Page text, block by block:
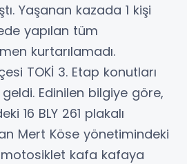
Yaşanan kazada 1 kişi
yapılan tüm
kurtarılamadı.
TOKİ 3. Etap konutları
Edinilen bilgiye göre,
16 BLY 261 plakalı
Mert Köse yönetimindeki
motosiklet kafa kafaya